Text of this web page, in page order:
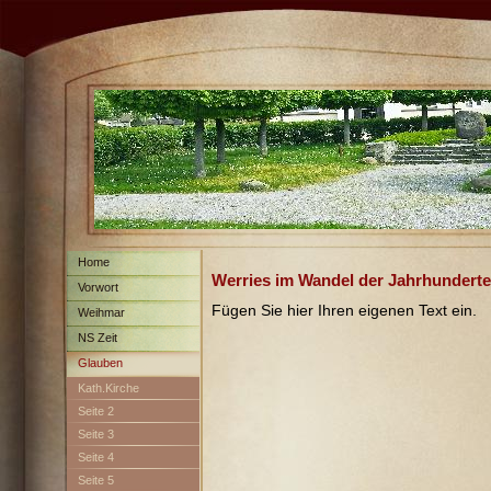
Home
Vorwort
Weihmar
NS Zeit
Glauben
Kath.Kirche
Seite 2
Seite 3
Seite 4
Seite 5
Werries im Wandel der
Fügen Sie hier Ihren eigenen Text ein.